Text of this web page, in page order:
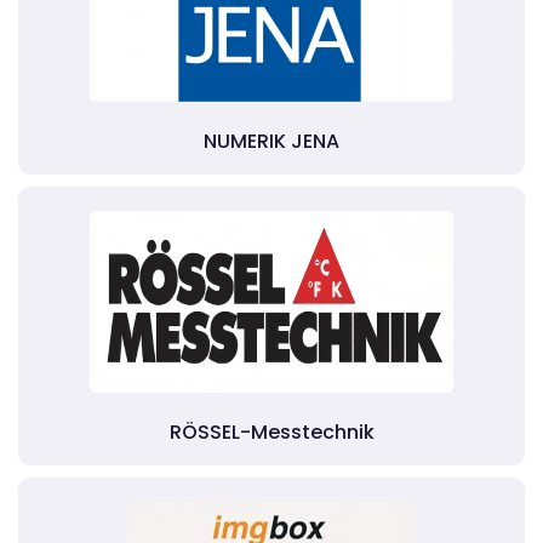
NUMERIK JENA
RÖSSEL-Messtechnik